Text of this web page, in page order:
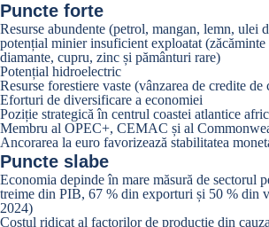
Puncte forte
Resurse abundente (petrol, mangan, lemn, ulei
potențial minier insuficient exploatat (zăcăminte
diamante, cupru, zinc și pământuri rare)
Potențial hidroelectric
Resurse forestiere vaste (vânzarea de credite de
Eforturi de diversificare a economiei
Poziție strategică în centrul coastei atlantice
Membru al OPEC+, CEMAC și al
Ancorarea la euro favorizează stabilitatea
Puncte slabe
Economia depinde în mare măsură de sectorul
treime din PIB, 67 % din exporturi și 50 % din
2024)
Costul ridicat al factorilor de producție din